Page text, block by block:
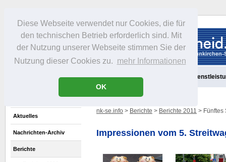
Diese Webseite verwendet nur Cookies, die für
den technischen Betrieb erforderlich sind. Mit
der Nutzung unserer Webseite stimmen Sie der
Nutzung dieser Cookies zu. mehr Informationen
OK
Portrait Freizeit Gastronomie
Aktuelles
Nachrichten-Archiv
Berichte
nk-se.info > Berichte > Berichte 2011 > Fünftes
Impressionen vom 5.